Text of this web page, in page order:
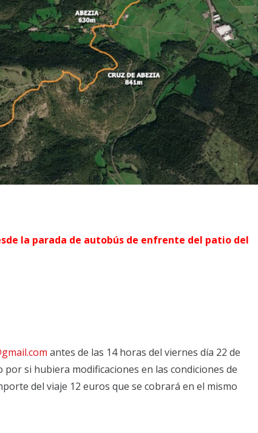
la parada de autobús de enfrente del patio del
antes de las 14 horas del viernes día 22 de
si hubiera modificaciones en las condiciones de
del viaje 12 euros que se cobrará en el mismo